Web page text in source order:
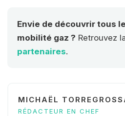
Envie de découvrir tous
mobilité gaz ? Retrouvez
partenaires.
MICHAËL
RÉDACTEUR EN CHEF